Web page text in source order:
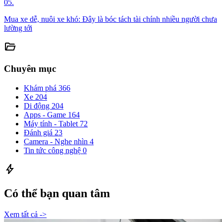
05.
Mua xe dễ, nuôi xe khó: Đây là bóc tách tài chính nhiều người chưa
lường tới
folder_open
Chuyên mục
Khám phá 366
Xe 204
Di động 204
Apps - Game 164
Máy tính - Tablet 72
Đánh giá 23
Camera - Nghe nhìn 4
Tin tức công nghệ 0
bolt
Có thể bạn quan tâm
Xem tất cả ->